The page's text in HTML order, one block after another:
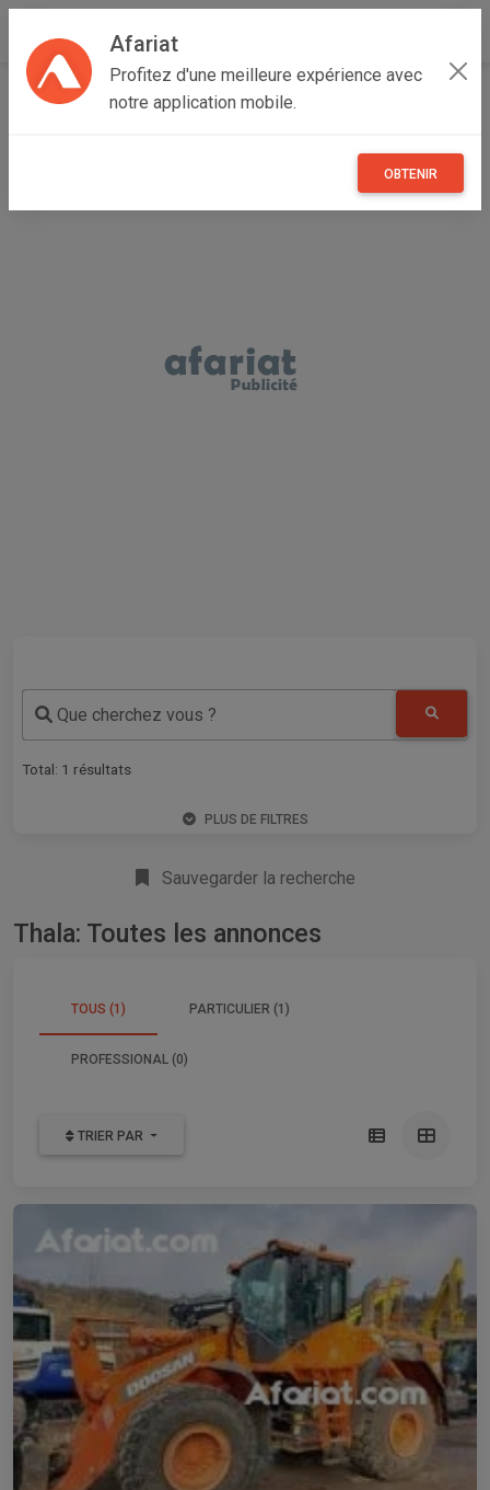
Afariat
Profitez d'une meilleure expérience avec
notre application mobile.
OBTENIR
Accueil Recherche Grand Centre
Que cherchez vous ?
Total: 1 résultats
PLUS DE FILTRES
Sauvegarder la recherche
Thala: Toutes les annonces
TOUS (1) PARTICULIER (1)
PROFESSIONAL (0)
TRIER PAR